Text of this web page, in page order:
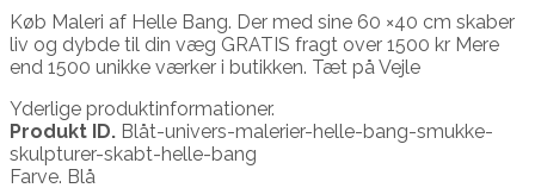
Køb Maleri af Helle Bang. Der med sine 60 ×40 cm skaber
liv og dybde til din væg GRATIS fragt over 1500 kr Mere
end 1500 unikke værker i butikken. Tæt på Vejle
Yderlige produktinformationer.
Produkt ID. Blåt-univers-malerier-helle-bang-smukke-
skulpturer-skabt-helle-bang
Farve. Blå